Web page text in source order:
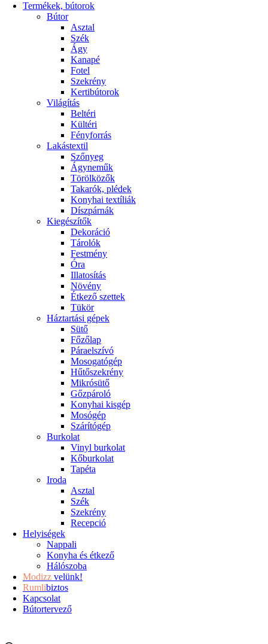
Termékek, bútorok
Bútor
Asztal
Szék
Ágy
Kanapé
Fotel
Szekrény
Kertibútorok
Világítás
Beltéri
Kültéri
Fényforrás
Lakástextil
Szőnyeg
Ágyneműk
Törölközők
Takarók, plédek
Konyhai textíliák
Díszpárnák
Kiegészítők
Dekoráció
Tárolók
Festmény
Óra
Illatosítás
Növény
Étkező szettek
Tükör
Háztartási gépek
Sütő
Főzőlap
Páraelszívó
Mosogatógép
Hűtőszekrény
Mikrósütő
Gőzpároló
Konyhai kisgép
Mosógép
Szárítógép
Burkolat
Vinyl burkolat
Kőburkolat
Tapéta
Iroda
Asztal
Szék
Szekrény
Recepció
Helyiségek
Nappali
Konyha és étkező
Hálószoba
Modizz velünk!
Rumlibiztos
Kapcsolat
Bútortervező